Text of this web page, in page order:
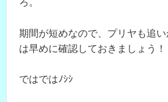
ろ。
期間が短めなので、プリヤも追
は早めに確認しておきましょう！
ではではﾉｼｼ